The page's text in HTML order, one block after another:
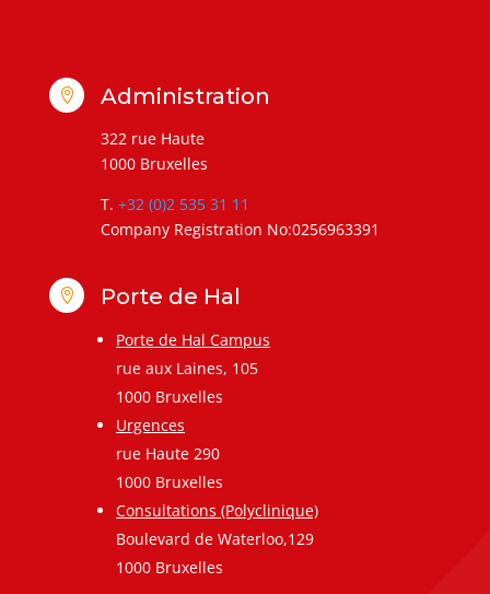
 Administration
322 rue Haute
1000 Bruxelles
T. +32 (0)2 535 31 11
Company Registration No:0256963391
 Porte de Hal
Porte de Hal Campus
rue aux Laines, 105
1000 Bruxelles
Urgences
rue Haute 290
1000 Bruxelles
Consultations (Polyclinique)
Boulevard de Waterloo,129
1000 Bruxelles